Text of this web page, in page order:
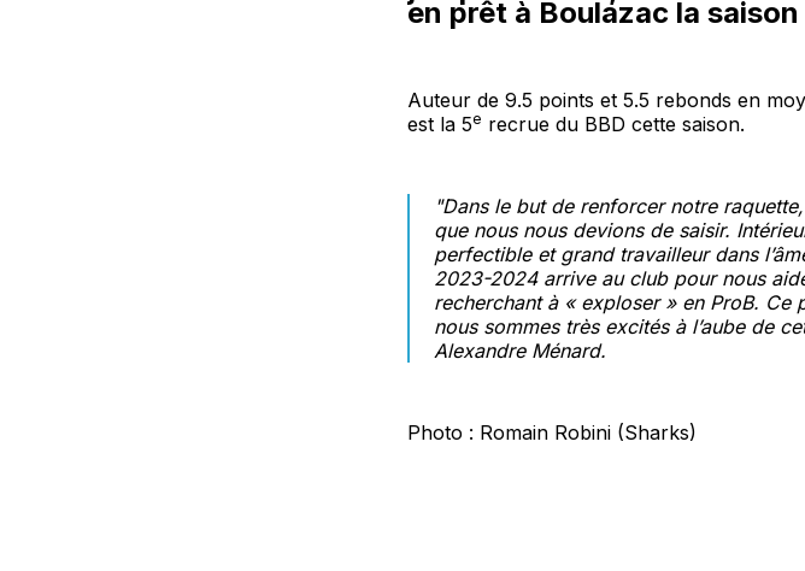
en prêt à Boulazac la
Auteur de 9.5 points et 5.5 rebonds en
est la 5e recrue du BBD cette saison.
"Dans le but de renforcer notre
que nous nous devions de saisir.
perfectible et grand travailleur dans
2023-2024 arrive au club pour nous
recherchant à « exploser » en ProB. Ce
nous sommes très excités à l’aube de
Alexandre Ménard.
Photo : Romain Robini (Sharks)